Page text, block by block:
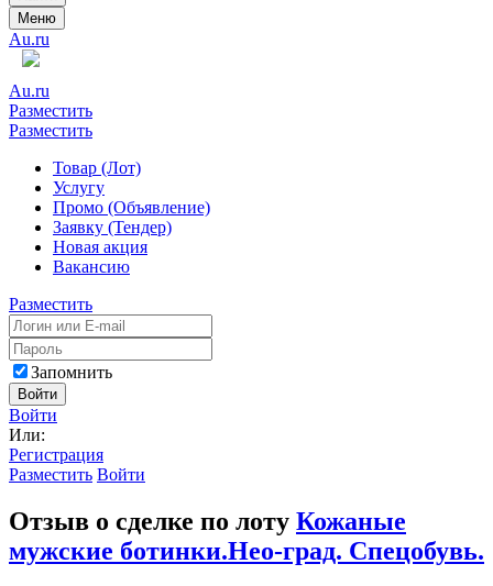
Меню
Au.ru
Au.ru
Разместить
Разместить
Товар (Лот)
Услугу
Промо (Объявление)
Заявку (Тендер)
Новая акция
Вакансию
Разместить
Запомнить
Войти
Войти
Или:
Регистрация
Разместить Войти
Отзыв о сделке по лоту Кожаные
мужские ботинки.Нео-град. Спецобувь.